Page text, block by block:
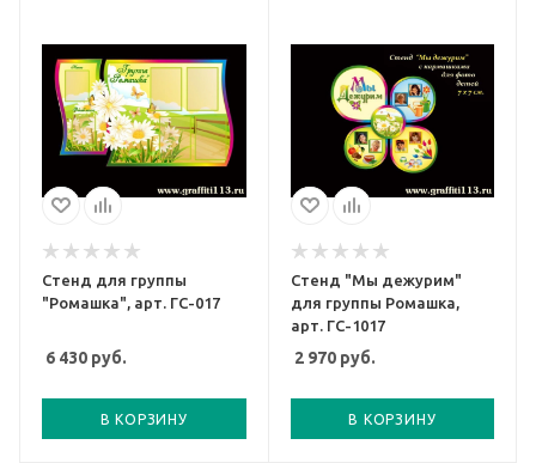
Стенд для группы
"Ромашка", арт. ГС-017
6 430 руб.
В КОРЗИНУ
Стенд "Мы дежурим"
для группы Ромашка,
арт. ГС-1017
2 970руб.
В КОРЗИНУ